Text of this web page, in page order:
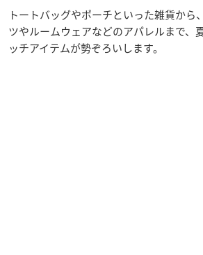
トートバッグやポーチといった雑貨から
ツやルームウェアなどのアパレルまで、
ッチアイテムが勢ぞろいします。